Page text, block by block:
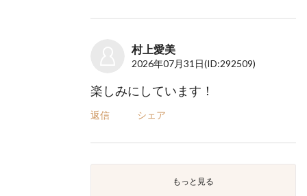
村上愛美
2026年07月31日(ID:292509)
楽しみにしています！
返信 シェア
もっと見る